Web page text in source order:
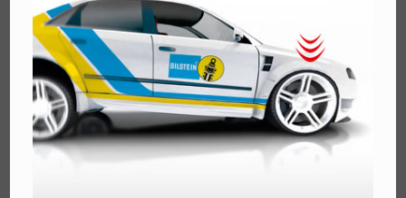
“Fahrwerktest”-Kampagne | ThyssenKrupp Bilstein
GmbH